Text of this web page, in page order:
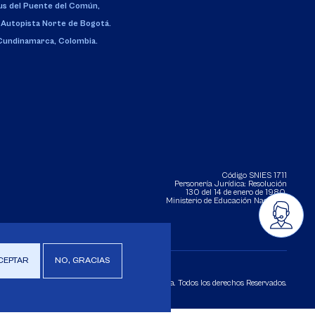
del Puente del Común,
Autopista Norte de Bogotá.
Colombia.
Código SNIES 1711
Personería Jurídica: Resolución
130 del 14 de enero de 1980.
Ministerio de Educación Nacional.
Copyright 2025 Universidad de La Sabana. Todos los derechos Reservados.
NO, GRACIAS